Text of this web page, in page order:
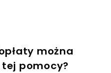
można
pomocy?